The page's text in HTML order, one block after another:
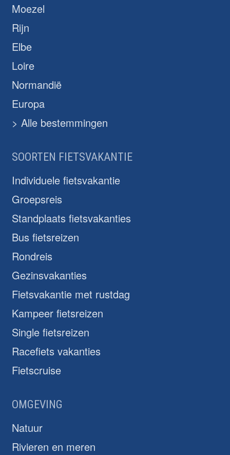
Moezel
Rijn
Elbe
Loire
Normandië
Europa
> Alle bestemmingen
SOORTEN FIETSVAKANTIE
Individuele fietsvakantie
Groepsreis
Standplaats fietsvakanties
Bus fietsreizen
Rondreis
Gezinsvakanties
Fietsvakantie met rustdag
Kampeer fietsreizen
Single fietsreizen
Racefiets vakanties
Fietscruise
OMGEVING
Natuur
Rivieren en meren